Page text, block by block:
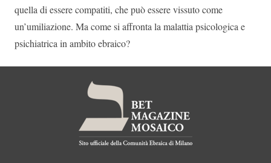
quella di essere compatiti, che può essere vissuto come
un’umiliazione. Ma come si affronta la malattia psicologica e
psichiatrica in ambito ebraico?